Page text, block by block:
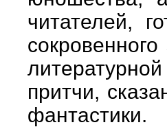
читателей,
притчи,
фантастики.